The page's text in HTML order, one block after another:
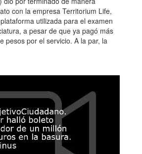
con la empresa Territorium Life,
utilizada para el examen
a pesar de que ya pagó más
pesos por el servicio. A la par, la